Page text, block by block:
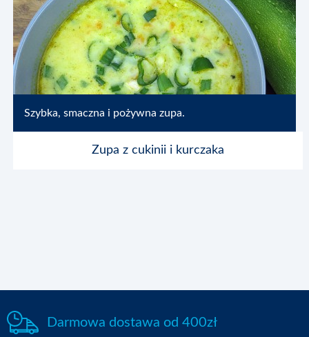
Szybka, smaczna i pożywna zupa.
Zupa z cukinii i kurczaka
Darmowa dostawa od 400zł